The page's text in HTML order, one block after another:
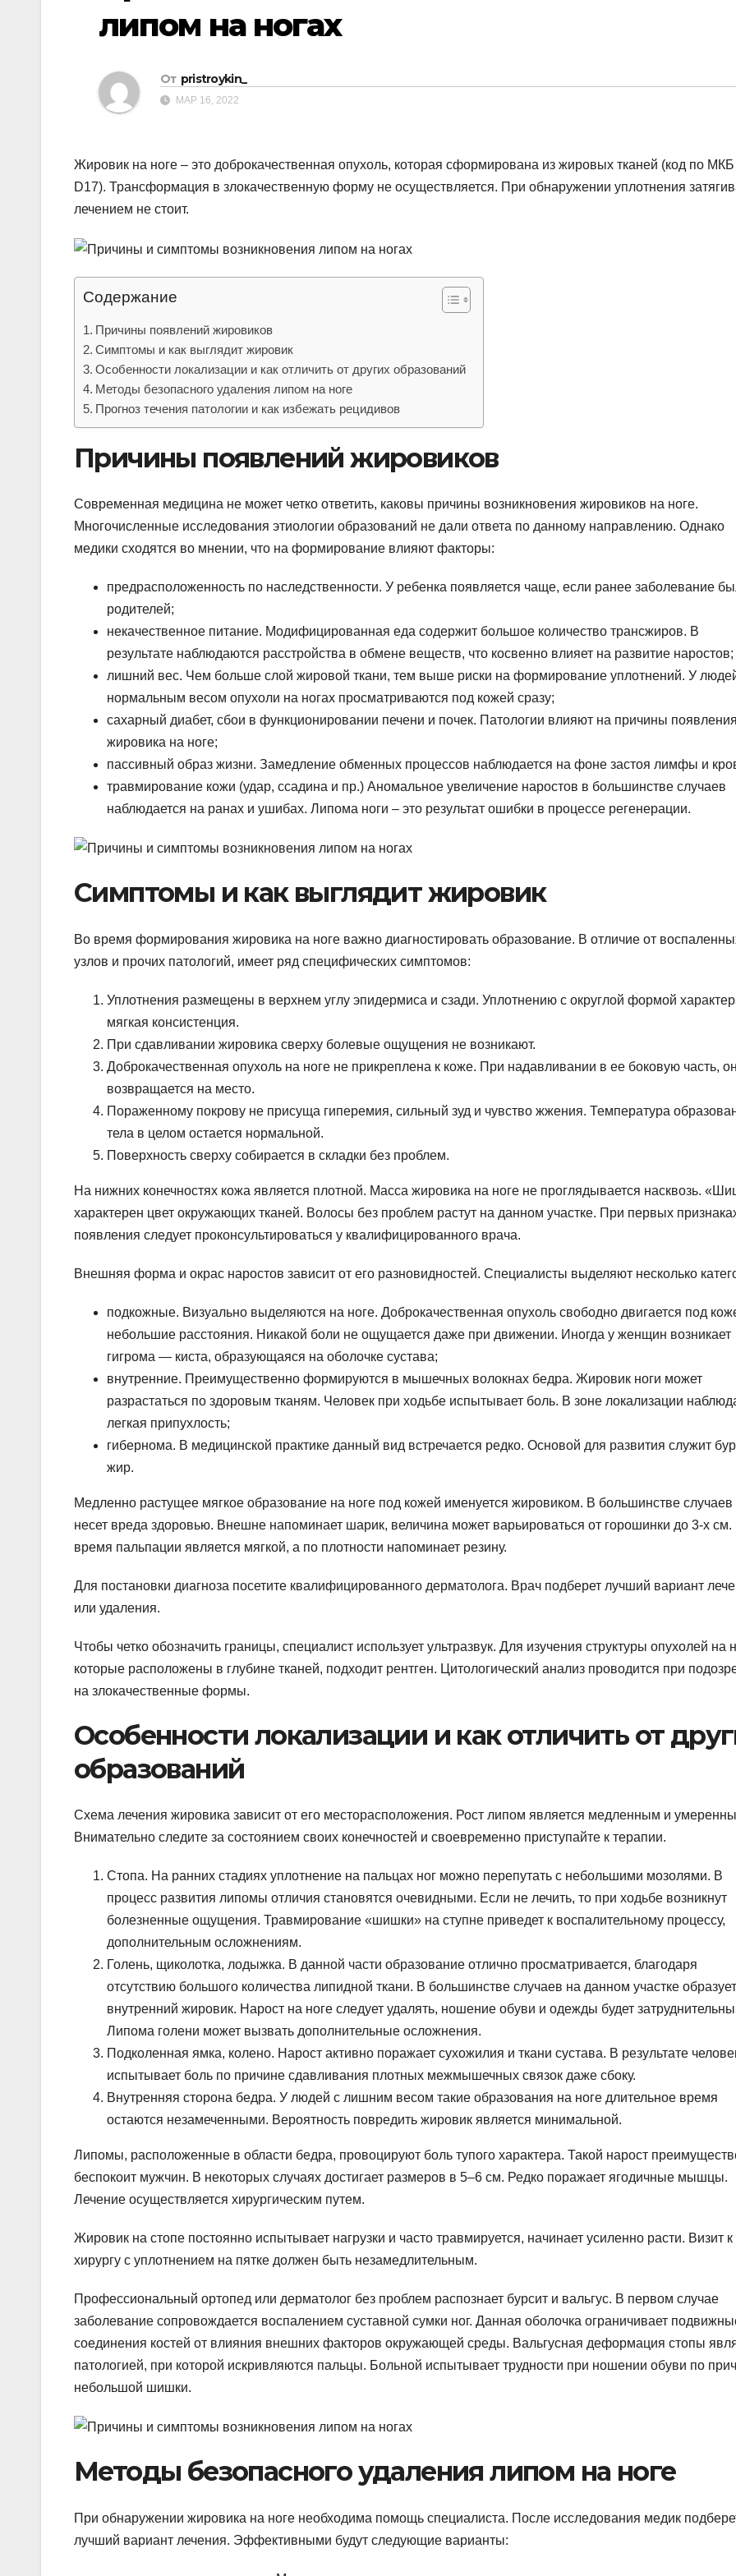
липом на ногах
От pristroykin_
МАР 16, 2022
Жировик на ноге – это доброкачественная опухоль, которая сформирована из жировых тканей (код по
D17). Трансформация в злокачественную форму не осуществляется. При обнаружении уплотнения
лечением не стоит.
Содержание
Причины появлений жировиков
Симптомы и как выглядит жировик
Особенности локализации и как отличить от других образований
Методы безопасного удаления липом на ноге
Прогноз течения патологии и как избежать рецидивов
Причины появлений жировиков
Современная медицина не может четко ответить, каковы причины возникновения жировиков на ноге.
Многочисленные исследования этиологии образований не дали ответа по данному направлению. Однако
медики сходятся во мнении, что на формирование влияют факторы:
предрасположенность по наследственности. У ребенка появляется чаще, если ранее заболевание
родителей;
некачественное питание. Модифицированная еда содержит большое количество трансжиров. В
результате наблюдаются расстройства в обмене веществ, что косвенно влияет на развитие наростов;
лишний вес. Чем больше слой жировой ткани, тем выше риски на формирование уплотнений. У
нормальным весом опухоли на ногах просматриваются под кожей сразу;
сахарный диабет, сбои в функционировании печени и почек. Патологии влияют на причины появления
жировика на ноге;
пассивный образ жизни. Замедление обменных процессов наблюдается на фоне застоя лимфы и
травмирование кожи (удар, ссадина и пр.) Аномальное увеличение наростов в большинстве случаев
наблюдается на ранах и ушибах. Липома ноги – это результат ошибки в процессе регенерации.
Симптомы и как выглядит жировик
Во время формирования жировика на ноге важно диагностировать образование. В отличие от
узлов и прочих патологий, имеет ряд специфических симптомов:
Уплотнения размещены в верхнем углу эпидермиса и сзади. Уплотнению с округлой формой
мягкая консистенция.
При сдавливании жировика сверху болевые ощущения не возникают.
Доброкачественная опухоль на ноге не прикреплена к коже. При надавливании в ее боковую часть,
возвращается на место.
Пораженному покрову не присуща гиперемия, сильный зуд и чувство жжения. Температура
тела в целом остается нормальной.
Поверхность сверху собирается в складки без проблем.
На нижних конечностях кожа является плотной. Масса жировика на ноге не проглядывается насквозь.
характерен цвет окружающих тканей. Волосы без проблем растут на данном участке. При первых
появления следует проконсультироваться у квалифицированного врача.
Внешняя форма и окрас наростов зависит от его разновидностей. Специалисты выделяют несколько
подкожные. Визуально выделяются на ноге. Доброкачественная опухоль свободно двигается под
небольшие расстояния. Никакой боли не ощущается даже при движении. Иногда у женщин возникает
гигрома — киста, образующаяся на оболочке сустава;
внутренние. Преимущественно формируются в мышечных волокнах бедра. Жировик ноги может
разрастаться по здоровым тканям. Человек при ходьбе испытывает боль. В зоне локализации
легкая припухлость;
гибернома. В медицинской практике данный вид встречается редко. Основой для развития служит
жир.
Медленно растущее мягкое образование на ноге под кожей именуется жировиком. В большинстве случаев
несет вреда здоровью. Внешне напоминает шарик, величина может варьироваться от горошинки до 3-х см.
время пальпации является мягкой, а по плотности напоминает резину.
Для постановки диагноза посетите квалифицированного дерматолога. Врач подберет лучший вариант
или удаления.
Чтобы четко обозначить границы, специалист использует ультразвук. Для изучения структуры опухолей на
которые расположены в глубине тканей, подходит рентген. Цитологический анализ проводится при
на злокачественные формы.
Особенности локализации и как отличить от
образований
Схема лечения жировика зависит от его месторасположения. Рост липом является медленным и
Внимательно следите за состоянием своих конечностей и своевременно приступайте к терапии.
Стопа. На ранних стадиях уплотнение на пальцах ног можно перепутать с небольшими мозолями. В
процесс развития липомы отличия становятся очевидными. Если не лечить, то при ходьбе возникнут
болезненные ощущения. Травмирование «шишки» на ступне приведет к воспалительному процессу,
дополнительным осложнениям.
Голень, щиколотка, лодыжка. В данной части образование отлично просматривается, благодаря
отсутствию большого количества липидной ткани. В большинстве случаев на данном участке
внутренний жировик. Нарост на ноге следует удалять, ношение обуви и одежды будет
Липома голени может вызвать дополнительные осложнения.
Подколенная ямка, колено. Нарост активно поражает сухожилия и ткани сустава. В результате
испытывает боль по причине сдавливания плотных межмышечных связок даже сбоку.
Внутренняя сторона бедра. У людей с лишним весом такие образования на ноге длительное время
остаются незамеченными. Вероятность повредить жировик является минимальной.
Липомы, расположенные в области бедра, провоцируют боль тупого характера. Такой нарост
беспокоит мужчин. В некоторых случаях достигает размеров в 5–6 см. Редко поражает ягодичные мышцы.
Лечение осуществляется хирургическим путем.
Жировик на стопе постоянно испытывает нагрузки и часто травмируется, начинает усиленно расти. Визит к
хирургу с уплотнением на пятке должен быть незамедлительным.
Профессиональный ортопед или дерматолог без проблем распознает бурсит и вальгус. В первом случае
заболевание сопровождается воспалением суставной сумки ног. Данная оболочка ограничивает
соединения костей от влияния внешних факторов окружающей среды. Вальгусная деформация стопы
патологией, при которой искривляются пальцы. Больной испытывает трудности при ношении обуви по
небольшой шишки.
Методы безопасного удаления липом на ноге
При обнаружении жировика на ноге необходима помощь специалиста. После исследования медик
лучший вариант лечения. Эффективными будут следующие варианты: